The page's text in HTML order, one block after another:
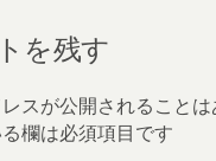
を残す
スが公開されることは
欄は必須項目です